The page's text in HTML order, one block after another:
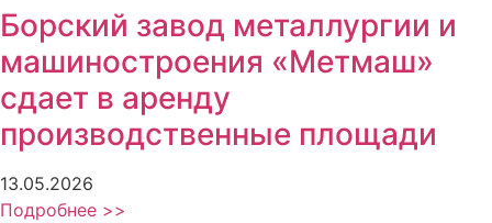
Борский завод металлургии и
машиностроения «Метмаш»
сдает в аренду
производственные площади
13.05.2026
Подробнее >>